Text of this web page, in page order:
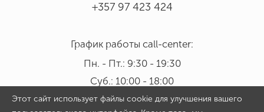
+357 97 423 424
График работы call-center:
Пн. - Пт.: 9:30 - 19:30
Суб.: 10:00 - 18:00
Этот сайт использует файлы cookie для улучшения вашего